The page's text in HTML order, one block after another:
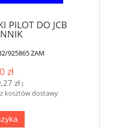
PILOT DO JCB
925865 ZAM
zł
zł)
kosztów dostawy